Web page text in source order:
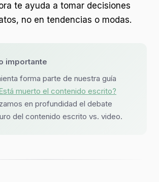
te ayuda a tomar decisiones
no en tendencias o modas.
importante
forma parte de nuestra guía
muerto el contenido escrito?
en profundidad el debate
del contenido escrito vs. video.